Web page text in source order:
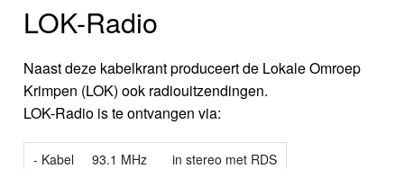
LOK-Radio
Naast deze kabelkrant produceert de Lokale Omroep
Krimpen (LOK) ook radiouitzendingen.
LOK-Radio is te ontvangen via:
- Kabel 93.1 MHz
in stereo met RDS